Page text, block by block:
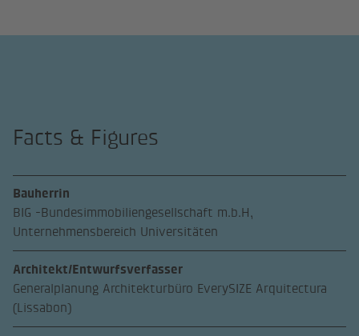
Facts & Figures
Bauherrin
BIG -Bundesimmobiliengesellschaft m.b.H,
Unternehmensbereich Universitäten
Architekt/Entwurfsverfasser
Generalplanung Architekturbüro EverySIZE Arquitectura
(Lissabon)